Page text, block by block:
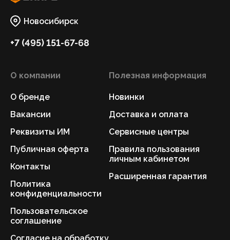
Новосибирск
+7 (495) 151-67-68
О компании
О бренде
Вакансии
Реквизиты ИМ
Публичная оферта
Контакты
Политика
конфиденциальности
Пользовательское
соглашение
Полезная информация
Новинки
Доставка и оплата
Сервисные центры
Правила пользования
личным кабинетом
Расширенная гарантия